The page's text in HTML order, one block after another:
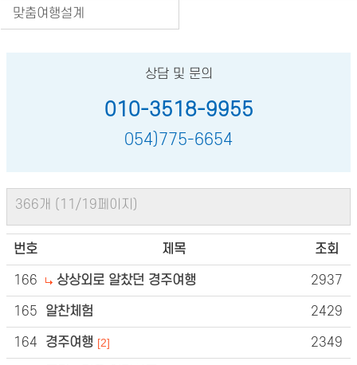
맞춤여행설계
상담 및 문의
010-3518-9955
054)775-6654
366개 (11/19페이지)
번호 제목 조회
166 상상외로 알찼던 경주여행 2937
165 알찬체험 2429
164 경주여행 [2] 2349